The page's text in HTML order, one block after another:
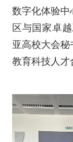
数字化体验
区与国家卓
亚高校大会
教育科技人才